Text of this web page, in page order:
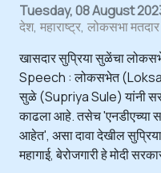
Tuesday, 08 August
देश महाराष्ट्र लोकसभा
खासदार सुप्रिया सुळेंचा
Speech : लोकसभेत
सुळे (Supriya Sule) यांनी
काढला आहे. तसेच 'एनडीएच्या
आहेत', असा दावा देखील
महागाई, बेरोजगारी हे मोदी